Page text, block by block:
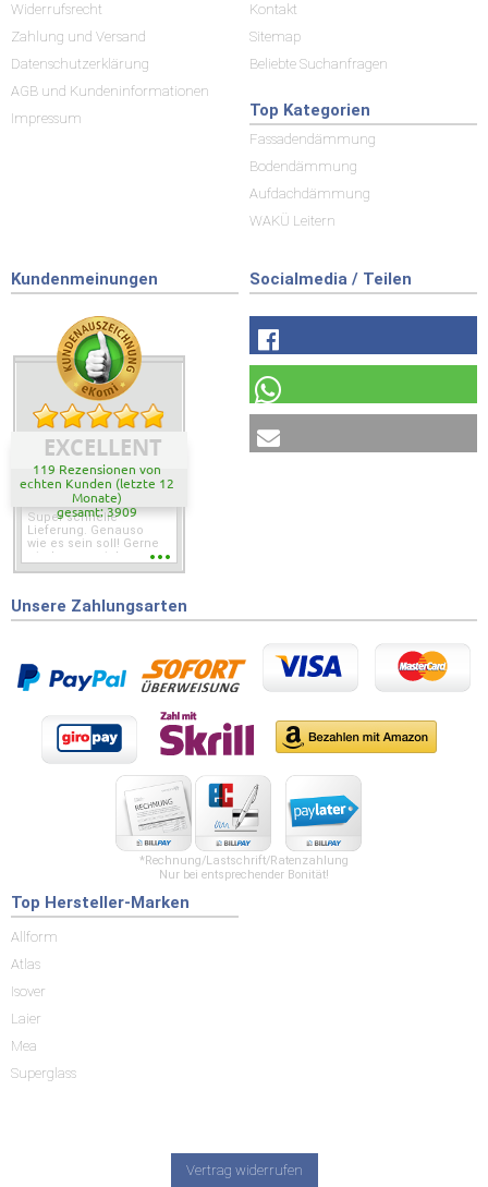
Widerrufsrecht
Zahlung und Versand
Datenschutzerklärung
AGB und Kundeninformationen
Impressum
Kontakt
Sitemap
Beliebte Suchanfragen
Top Kategorien
Fassadendämmung
Bodendämmung
Aufdachdämmung
WAKÜ Leitern
Kundenmeinungen
EXCELLENT
119 Rezensionen von
echten Kunden (letzte 12
Monate)
gesamt: 3909
Super schnelle
Lieferung. Genauso
wie es sein soll! Gerne
wieder wenn ich was
Socialmedia / Teilen
Unsere Zahlungsarten
*Rechnung/Lastschrift/Ratenzahlung
Nur bei entsprechender Bonität!
Top Hersteller-Marken
Allform
Atlas
Isover
Laier
Mea
Superglass
Vertrag widerrufen